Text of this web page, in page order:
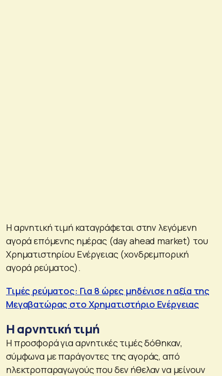
Η αρνητική τιμή καταγράφεται στην λεγόμενη
αγορά επόμενης ημέρας (day ahead market) του
Χρηματιστηρίου Ενέργειας (χονδρεμπορική
αγορά ρεύματος).
Τιμές ρεύματος: Για 8 ώρες μηδένισε η αξία της
Μεγαβατώρας στο Χρηματιστήριο Ενέργειας
Η αρνητική τιμή
Η προσφορά για αρνητικές τιμές δόθηκαν,
σύμφωνα με παράγοντες της αγοράς, από
ηλεκτροπαραγωγούς που δεν ήθελαν να μείνουν